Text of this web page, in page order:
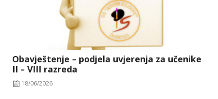
Obavještenje – podjela uvjerenja za učenike
II – VIII razreda
18/06/2026